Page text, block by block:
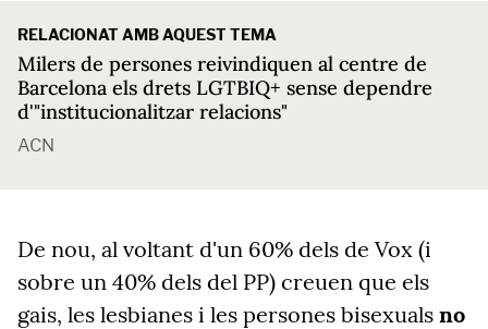
RELACIONAT AMB AQUEST TEMA
Milers de persones reivindiquen al centre de
Barcelona els drets LGTBIQ+ sense dependre
d'"institucionalitzar relacions"
ACN
De nou, al voltant d'un 60% dels de Vox (i
sobre un 40% dels del PP) creuen que els
gais, les lesbianes i les persones bisexuals no